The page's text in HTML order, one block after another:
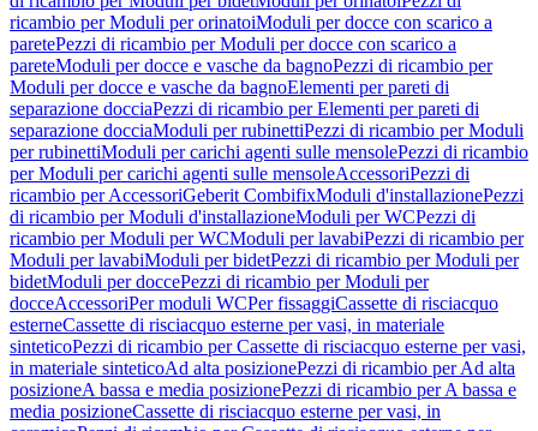
ricambio per Moduli per orinatoiModuli per docce con scarico a
paretePezzi di ricambio per Moduli per docce con scarico a
pareteModuli per docce e vasche da bagnoPezzi di ricambio per
Moduli per docce e vasche da bagnoElementi per pareti di
separazione docciaPezzi di ricambio per Elementi per pareti di
separazione docciaModuli per rubinettiPezzi di ricambio per Moduli
per rubinettiModuli per carichi agenti sulle mensolePezzi di ricambio
per Moduli per carichi agenti sulle mensoleAccessoriPezzi di
ricambio per AccessoriGeberit CombifixModuli d'installazionePezzi
di ricambio per Moduli d'installazioneModuli per WCPezzi di
ricambio per Moduli per WCModuli per lavabiPezzi di ricambio per
Moduli per lavabiModuli per bidetPezzi di ricambio per Moduli per
bidetModuli per doccePezzi di ricambio per Moduli per
docceAccessoriPer moduli WCPer fissaggiCassette di risciacquo
esterneCassette di risciacquo esterne per vasi, in materiale
sinteticoPezzi di ricambio per Cassette di risciacquo esterne per vasi,
in materiale sinteticoAd alta posizionePezzi di ricambio per Ad alta
posizioneA bassa e media posizionePezzi di ricambio per A bassa e
media posizioneCassette di risciacquo esterne per vasi, in